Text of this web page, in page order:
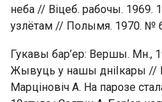
неба // Віцеб. рабочы. 1969.
узлётам // Полымя. 1970. №
Гукавы бар’ер: Вершы. Мн.,
Жывуць у нашы дніІкары //
Марціновіч А. На парозе